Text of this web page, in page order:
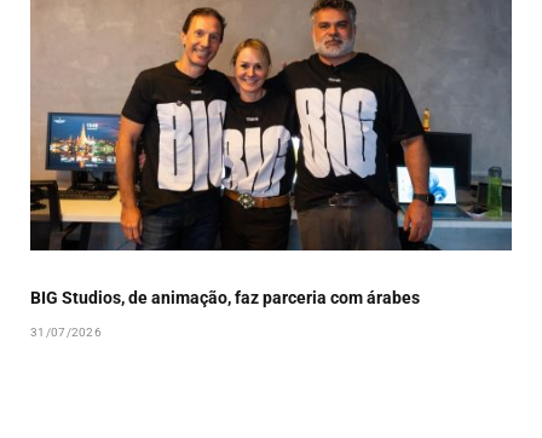
BIG Studios, de animação, faz parceria com árabes
31/07/2026